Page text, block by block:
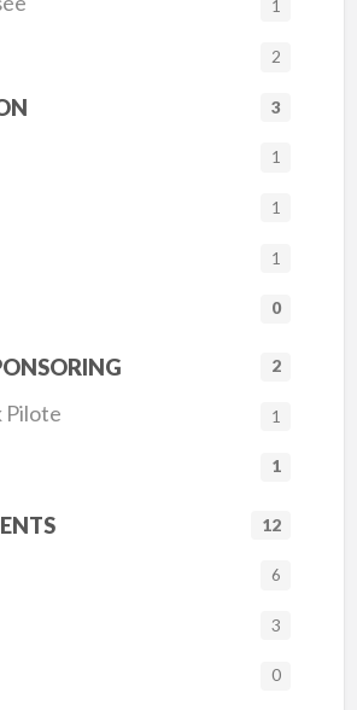
1
2
3
1
1
1
0
2
Pilote 1
1
12
6
3
0